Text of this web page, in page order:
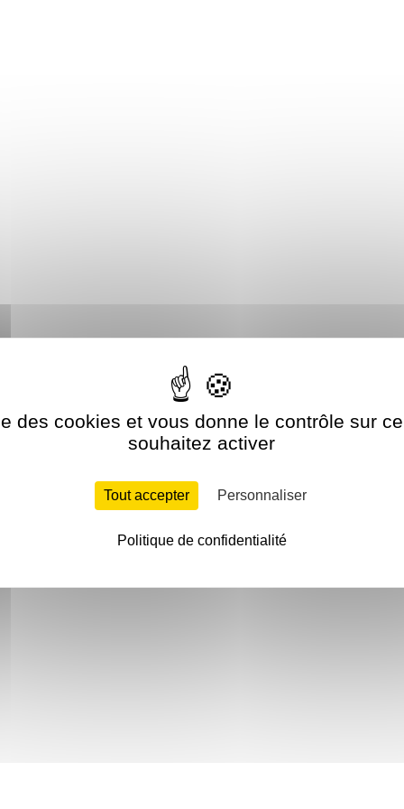
des cookies et vous donne le contrôle sur
souhaitez activer
Tout accepter Personnaliser
Politique de confidentialité